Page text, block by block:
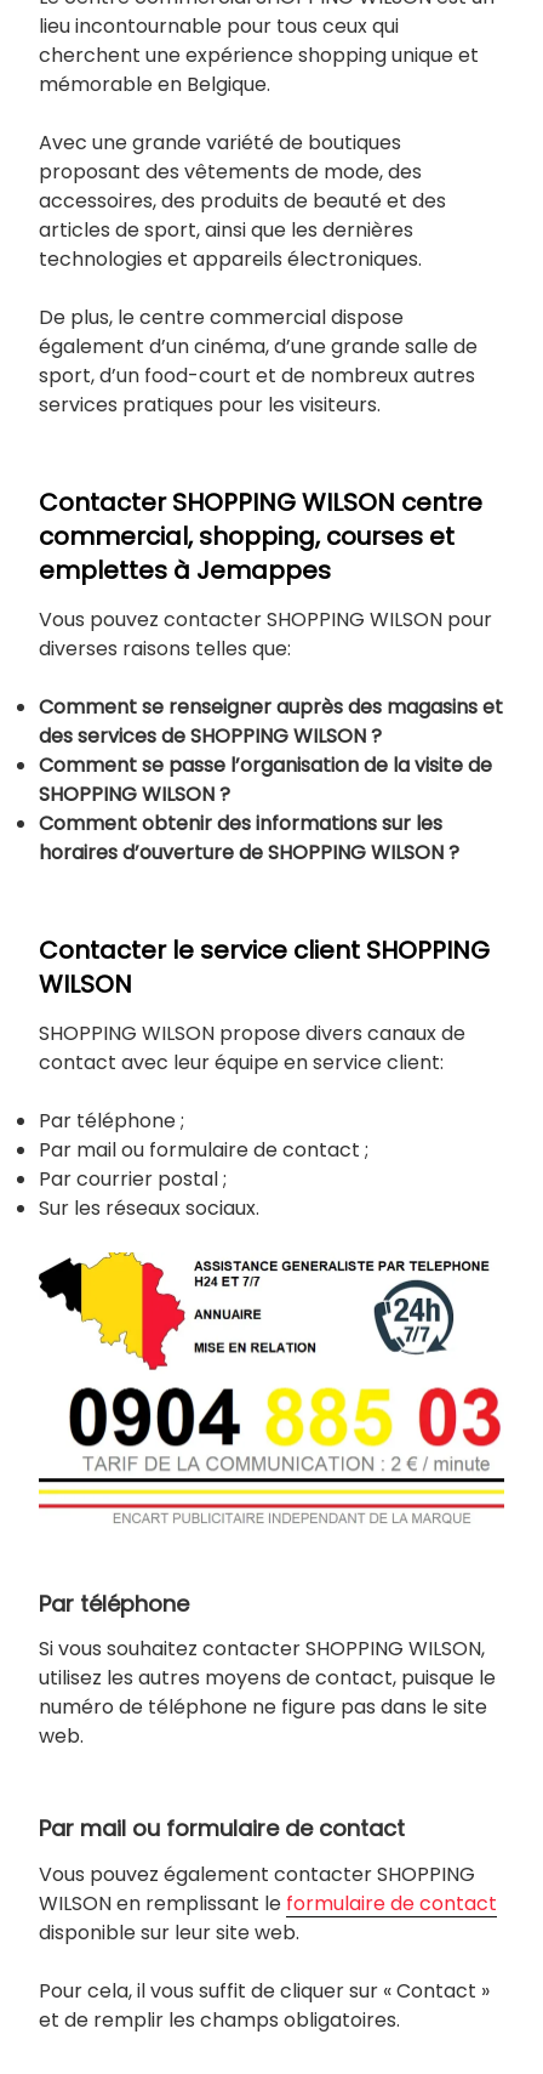
lieu incontournable pour tous ceux qui
cherchent une expérience shopping unique et
mémorable en Belgique.
Avec une grande variété de boutiques
proposant des vêtements de mode, des
accessoires, des produits de beauté et des
articles de sport, ainsi que les dernières
technologies et appareils électroniques.
De plus, le centre commercial dispose
également d’un cinéma, d’une grande salle de
sport, d’un food-court et de nombreux autres
services pratiques pour les visiteurs.
Contacter SHOPPING WILSON centre
commercial, shopping, courses et
emplettes à Jemappes
Vous pouvez contacter SHOPPING WILSON pour
diverses raisons telles que:
Comment se renseigner auprès des magasins et
des services de SHOPPING WILSON ?
Comment se passe l’organisation de la visite de
SHOPPING WILSON ?
Comment obtenir des informations sur les
horaires d’ouverture de SHOPPING WILSON ?
Contacter le service client SHOPPING
WILSON
SHOPPING WILSON propose divers canaux de
contact avec leur équipe en service client:
Par téléphone ;
Par mail ou formulaire de contact ;
Par courrier postal ;
Sur les réseaux sociaux.
Par téléphone
Si vous souhaitez contacter SHOPPING WILSON,
utilisez les autres moyens de contact, puisque le
numéro de téléphone ne figure pas dans le site
web.
Par mail ou formulaire de contact
Vous pouvez également contacter SHOPPING
WILSON en remplissant le formulaire de contact
disponible sur leur site web.
Pour cela, il vous suffit de cliquer sur « Contact »
et de remplir les champs obligatoires.